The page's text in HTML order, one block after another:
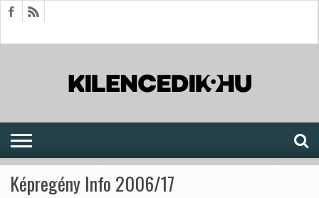
Képregény Info 2006/17